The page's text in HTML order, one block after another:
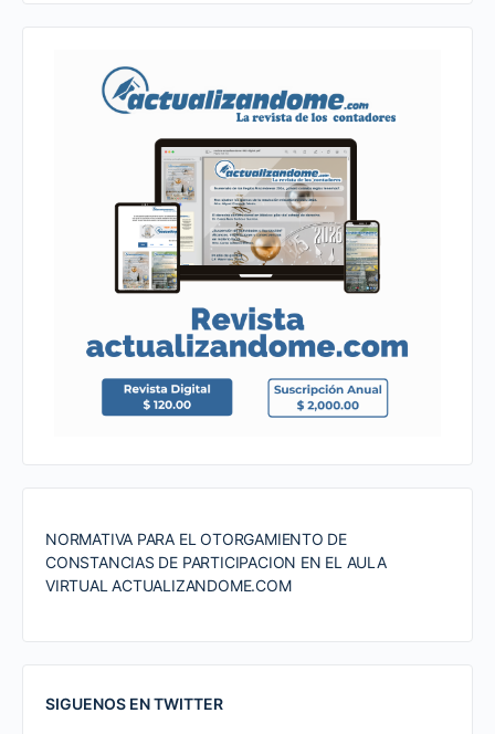
NORMATIVA PARA EL OTORGAMIENTO DE
CONSTANCIAS DE PARTICIPACION EN EL AULA
VIRTUAL ACTUALIZANDOME.COM
SIGUENOS EN TWITTER